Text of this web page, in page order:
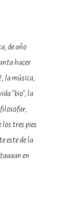
de año
hacer
la música,
"bio", la
tres pies
este de la
en